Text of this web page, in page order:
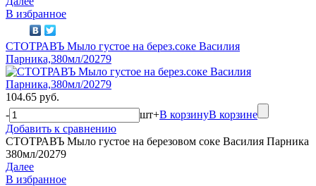
В избранное
СТОТРАВЪ Мыло густое на берез.соке Василия
Парника,380мл/20279
104.65 руб.
-
шт+В корзинуВ корзине
Добавить к сравнению
СТОТРАВЪ Мыло густое на березовом соке Василия Парника
380мл/20279
Далее
В избранное